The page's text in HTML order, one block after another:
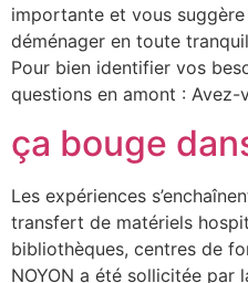
importante et vous
déménager en toute
Pour bien identifier vos
questions en amont :
ça bouge
Les expériences
transfert de matériels
bibliothèques, centres de
NOYON a été sollicitée par